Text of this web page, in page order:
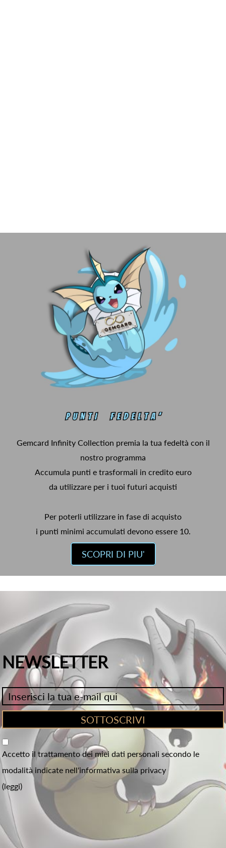
Gemcard Infinity Collection premia la tua fedeltà con il
nostro programma
Accumula punti e trasformali in credito euro
da utilizzare per i tuoi futuri acquisti
Per poterli utilizzare in fase di acquisto
i punti minimi accumulati devono essere 10.
SCOPRI DI PIU'
NEWSLETTER
Accetto il trattamento dei miei dati personali secondo le
modalità indicate nell'informativa sulla privacy
(leggi)